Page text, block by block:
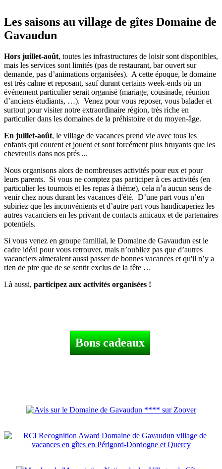
Les saisons au village de gîtes Domaine de
Gavaudun
Hors juillet-août, toutes les infrastructures de loisir sont disponibles,
mais les services sont limités (pas de restaurant, bar ouvert sur
demande, pas d’animations organisées). A cette époque, le domaine
est très calme et reposant, sauf durant certains week-ends où un
événement particulier serait organisé (mariage, cousinade, réunion
d’anciens étudiants, …). Venez pour vous reposer, vous balader et
surtout pour visiter notre extraordinaire région, très riche en
particulier dans les domaines de la préhistoire et du moyen-âge.
En juillet-août, le village de vacances prend vie avec tous les
enfants qui courent et jouent et sont forcément plus bruyants que les
chevreuils dans nos prés ...
Nous organisons alors de nombreuses activités pour eux et pour
leurs parents. Si vous ne comptez pas participer à ces activités (en
particulier les tournois et les repas à thème), cela n’a aucun sens de
venir chez nous durant les vacances d'été. D’une part vous n’en
subiriez que les inconvénients et d’autre part vous handicaperiez les
autres vacanciers en les privant de contacts amicaux et de partenaires
potentiels.
Si vous venez en groupe familial, le Domaine de Gavaudun est le
cadre idéal pour vous retrouver, mais n’oubliez pas que d’autres
vacanciers aimeraient aussi passer de bonnes vacances et qu'il n’y a
rien de pire que de se sentir exclus de la fête …
Là aussi, participez aux activités organisées !